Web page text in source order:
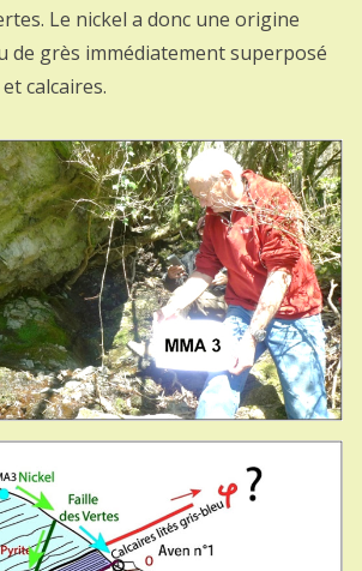
Le nickel a donc une origine
de grès immédiatement superposé
calcaires.